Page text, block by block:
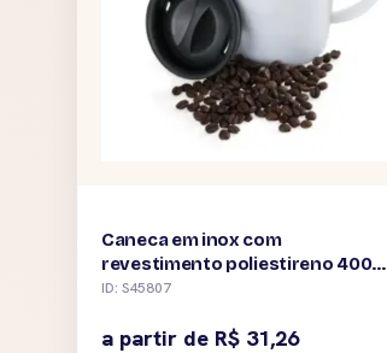
Caneca em inox com
revestimento poliestireno 400ml
personalizada
ID: S45807
a partir de R$ 31,26